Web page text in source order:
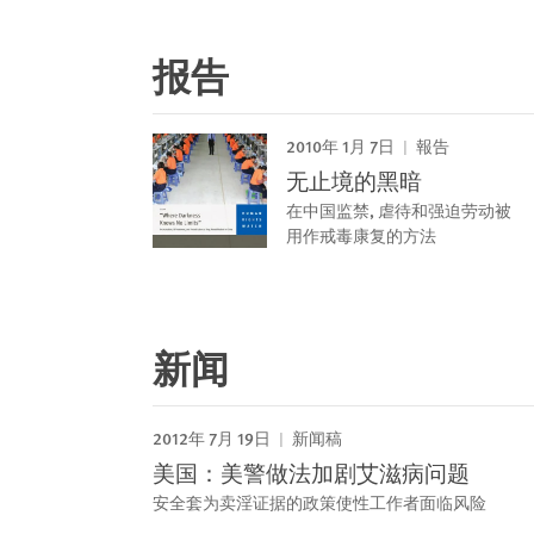
报告
2010年 1月 7日 報告
无止境的黑暗
在中国监禁, 虐待和强迫劳动被
用作戒毒康复的方法
新闻
2012年 7月 19日 新闻稿
美国：美警做法加剧艾滋病问题
安全套为卖淫证据的政策使性工作者面临风险